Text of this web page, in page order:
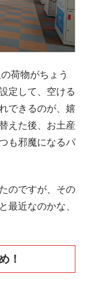
荷物がちょう
定して、空ける
できるのが、嬉
えた後、お土産
も邪魔になるパ
のですが、その
最近なのかな、
！